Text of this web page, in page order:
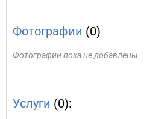
Фотографии (0)
Фотографии пока не добавлены
Услуги (0):